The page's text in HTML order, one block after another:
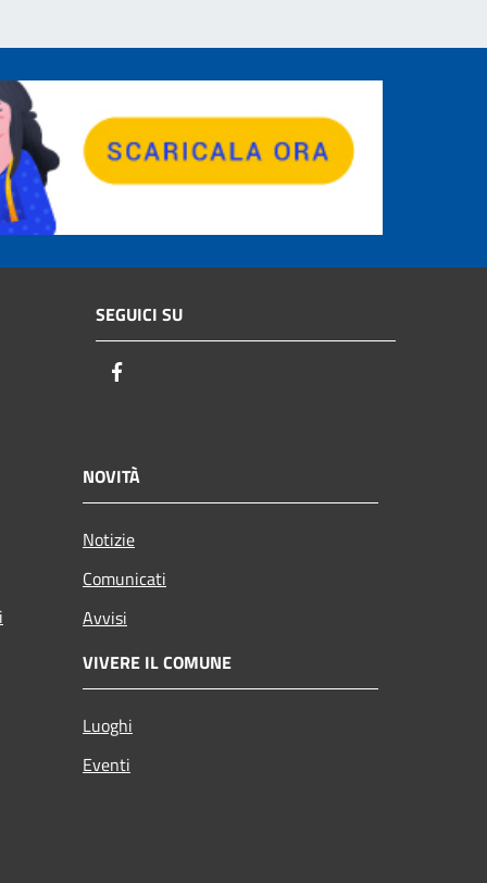
SEGUICI SU
NOVITÀ
Notizie
Comunicati
Avvisi
VIVERE IL COMUNE
Luoghi
Eventi